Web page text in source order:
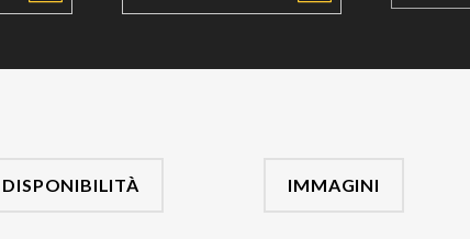
DISPONIBILITÀ IMMAGINI